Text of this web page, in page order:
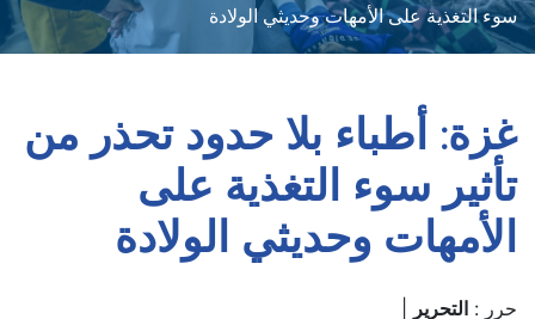
سوء التغذية على الأمهات وحديثي الولادة
غزة: أطباء بلا حدود تحذر من
تأثير سوء التغذية على
الأمهات وحديثي الولادة
حرر : التحرير